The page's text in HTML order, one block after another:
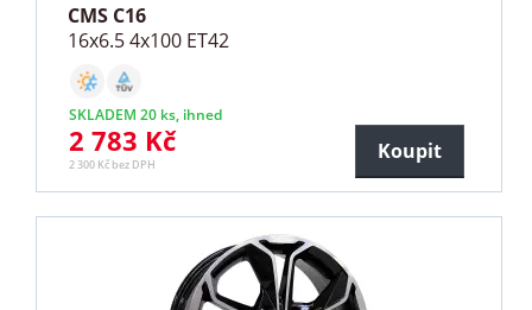
CMS C16
16x6.5 4x100 ET42
SKLADEM 20 ks, ihned
2 783 Kč
2 300 Kč bez DPH
Koupit